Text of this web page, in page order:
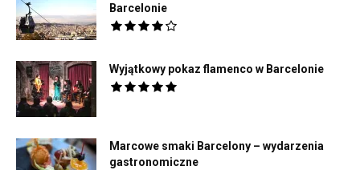
Barcelonie
Wyjątkowy pokaz flamenco w Barcelonie
Marcowe smaki Barcelony – wydarzenia
gastronomiczne